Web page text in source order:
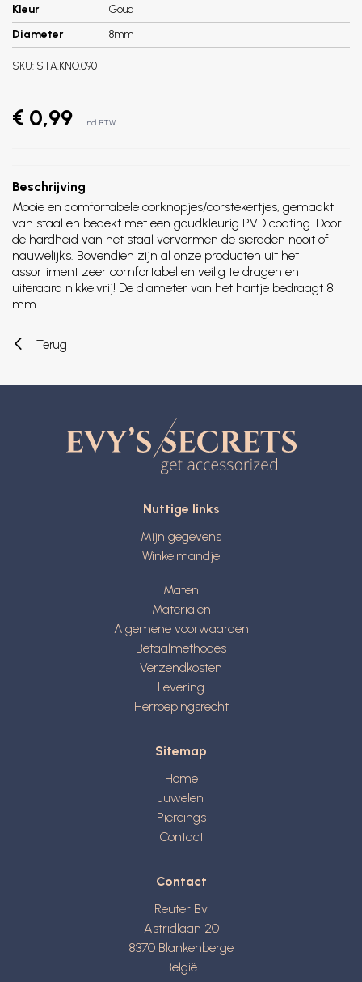
Kleur
Goud
Diameter
8mm
SKU: STA.KNO.090
€ 0,99 Incl. BTW
Beschrijving
Mooie en comfortabele oorknopjes/oorstekertjes, gemaakt
van staal en bedekt met een goudkleurig PVD coating. Door
de hardheid van het staal vervormen de sieraden nooit of
nauwelijks. Bovendien zijn al onze producten uit het
assortiment zeer comfortabel en veilig te dragen en
uiteraard nikkelvrij! De diameter van het hartje bedraagt 8
mm.
Terug
Nuttige links
Mijn gegevens
Winkelmandje
Maten
Materialen
Algemene voorwaarden
Betaalmethodes
Verzendkosten
Levering
Herroepingsrecht
Sitemap
Home
Juwelen
Piercings
Contact
Contact
Reuter Bv
Astridlaan 20
8370 Blankenberge
België